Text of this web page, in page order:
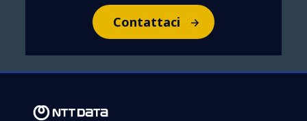
Contattaci